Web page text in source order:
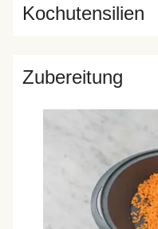
Kochutensilien
Zubereitung